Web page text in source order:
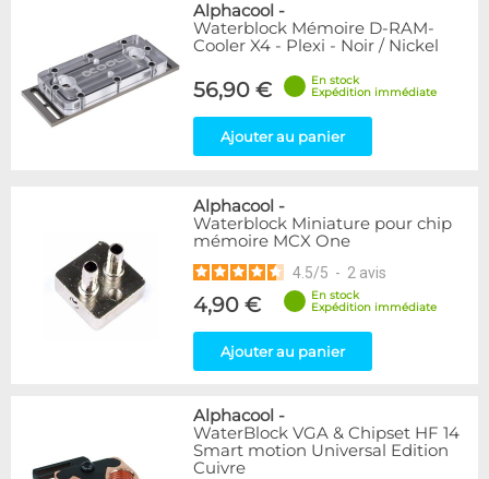
Alphacool -
Waterblock Mémoire D-RAM-
Cooler X4 - Plexi - Noir / Nickel
56,90 €
En stock
Expédition immédiate
Ajouter au panier
Alphacool -
Waterblock Miniature pour chip
mémoire MCX One
4.5/5 - 2 avis
4,90 €
En stock
Expédition immédiate
Ajouter au panier
Alphacool -
WaterBlock VGA & Chipset HF 14
Smart motion Universal Edition
Cuivre